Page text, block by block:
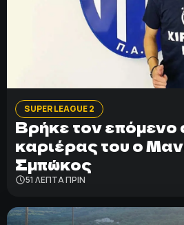
SUPER LEAGUE 2
Βρήκε τον επόμενο
καριέρας του ο
Σμπώκος
51 ΛΕΠΤΑ ΠΡΙΝ